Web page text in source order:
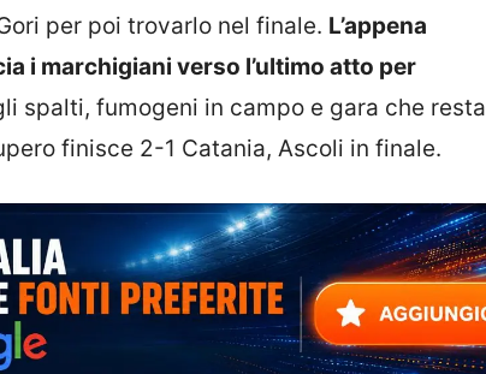
per poi trovarlo nel finale. L’appena
i marchigiani verso l’ultimo atto per
spalti, fumogeni in campo e gara che resta
finisce 2-1 Catania, Ascoli in finale.